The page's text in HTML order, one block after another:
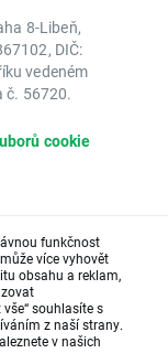
8-Libeň,
DIČ:
vedeném
č. 56720.
cookie
funkčnost
více vyhovět
obsahu a reklam,
souhlasíte s
z naší strany.
v našich